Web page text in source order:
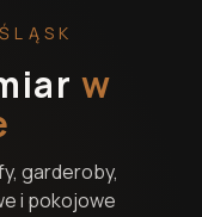
w
garderoby,
i pokojowe